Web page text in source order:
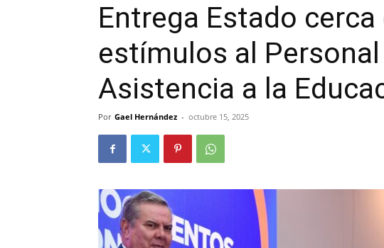
Entrega Estado
estímulos al
Asistencia a la
Por Gael Hernández - octubre 15, 2025